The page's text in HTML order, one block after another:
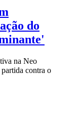
do
na Neo
contra o